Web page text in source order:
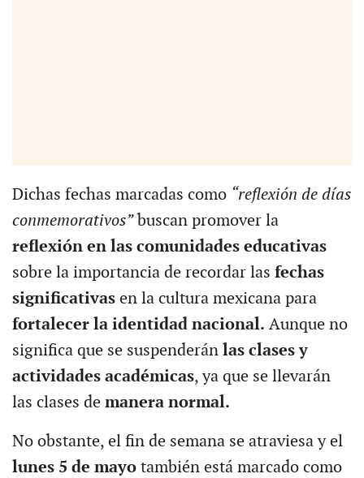
Dichas fechas marcadas como “reflexión de días
conmemorativos”buscan promover la
reflexión en las comunidades educativas
sobre la importancia de recordar las fechas
significativasen la cultura mexicana para
fortalecer la identidad nacional. Aunque no
significa que se suspenderán las clases y
actividades académicas, ya que se llevarán
las clases demanera normal.
No obstante, el fin de semana se atraviesa y el
lunes 5 de mayotambién está marcado como